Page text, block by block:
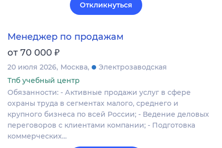
Откликнуться
Менеджер по продажам
от 70 000 ₽
20 июля 2026 Москва
Электрозаводская
Тпб учебный центр
Обязанности: - Активные продажи услуг в сфере
охраны труда в сегментах малого, среднего и
крупного бизнеса по всей России; - Ведение деловых
переговоров с клиентами компании; - Подготовка
коммерческих…